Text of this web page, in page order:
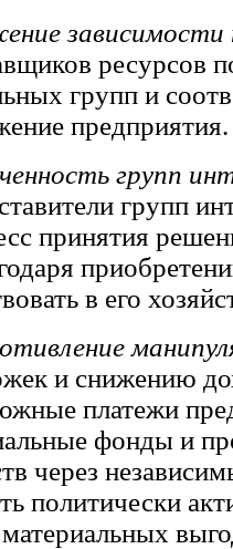
ресурсов
групп и
предприятия.
групп
групп
принятия
в его
и снижению
платежи
фонды и
через
политически